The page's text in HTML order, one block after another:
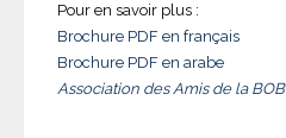
Pour en savoir plus :
Brochure PDF en français
Brochure PDF en arabe
Association des Amis de la BOB